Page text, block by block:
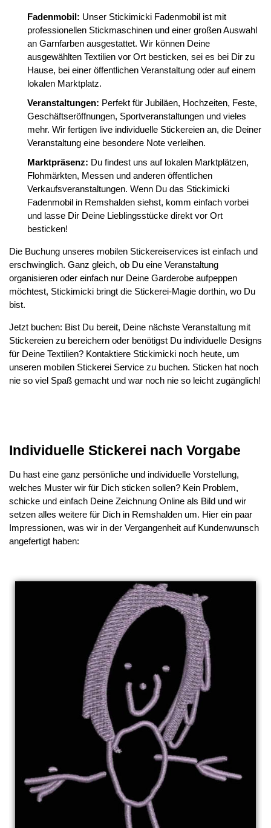
Fadenmobil: Unser Stickimicki Fadenmobil ist mit
professionellen Stickmaschinen und einer großen Auswahl
an Garnfarben ausgestattet. Wir können Deine
ausgewählten Textilien vor Ort besticken, sei es bei Dir zu
Hause, bei einer öffentlichen Veranstaltung oder auf einem
lokalen Marktplatz.
Veranstaltungen: Perfekt für Jubiläen, Hochzeiten, Feste,
Geschäftseröffnungen, Sportveranstaltungen und vieles
mehr. Wir fertigen live individuelle Stickereien an, die Deiner
Veranstaltung eine besondere Note verleihen.
Marktpräsenz: Du findest uns auf lokalen Marktplätzen,
Flohmärkten, Messen und anderen öffentlichen
Verkaufsveranstaltungen. Wenn Du das Stickimicki
Fadenmobil in Remshalden siehst, komm einfach vorbei
und lasse Dir Deine Lieblingsstücke direkt vor Ort
besticken!
Die Buchung unseres mobilen Stickereiservices ist einfach und
erschwinglich. Ganz gleich, ob Du eine Veranstaltung
organisieren oder einfach nur Deine Garderobe aufpeppen
möchtest, Stickimicki bringt die Stickerei-Magie dorthin, wo Du
bist.
Jetzt buchen: Bist Du bereit, Deine nächste Veranstaltung mit
Stickereien zu bereichern oder benötigst Du individuelle Designs
für Deine Textilien? Kontaktiere Stickimicki noch heute, um
unseren mobilen Stickerei Service zu buchen. Sticken hat noch
nie so viel Spaß gemacht und war noch nie so leicht zugänglich!
Individuelle Stickerei nach Vorgabe
Du hast eine ganz persönliche und individuelle Vorstellung,
welches Muster wir für Dich sticken sollen? Kein Problem,
schicke und einfach Deine Zeichnung Online als Bild und wir
setzen alles weitere für Dich in Remshalden um. Hier ein paar
Impressionen, was wir in der Vergangenheit auf Kundenwunsch
angefertigt haben: